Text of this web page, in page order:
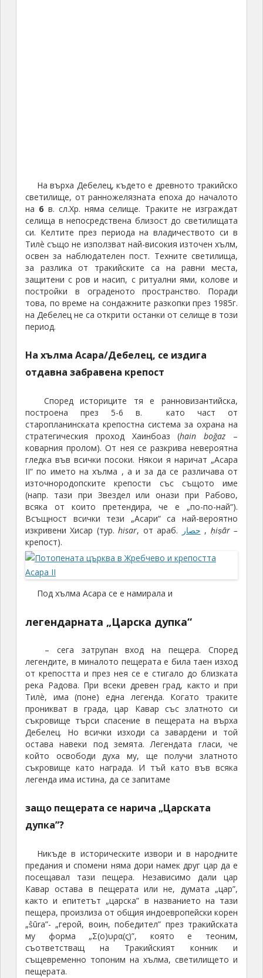
На върха Дебелец, където е древното тракийско
светилище, от ранножелязната епоха до началото
на 6 в. сл.Хр. няма селище. Траките не изграждат
селища в непосредствена близост до светилищата
си. Келтите през периода на владичеството си в
Тилè също не използват най-високия източен хълм,
освен за наблюдателен пост. Техните светилища,
за разлика от тракийските са на равни места,
защитени с ров и насип, с ритуални ями, колове и
постройки в ограденото пространство. Поради
това, по време на сондажните разкопки през 1985г.
на Дебелец не са открити останки от селище в този
период.
На хълма Асара/Дебелец, се издига
отдавна забравена крепост
Според историците тя е ранновизантийска,
построена през 5-6 в. като част от
старопланинската крепостна система за охрана на
стратегическия проход Хаинбоаз (hain boğaz –
коварния пролом). От нея се разкрива невероятна
гледка във всички посоки. Някои я наричат „Асара
II“ по името на хълма , а и за да се различава от
източнородопските крепости със същото име
(напр. тази при Звездел или онази при Рабово,
всяка от които претендира, че е „по-по-най“).
Всъщност всички тези „Асари“ са най-вероятно
изкривени Хисар (тур.hisar, от араб. حصار , ḥiṣār –
крепост).
Под хълма Асара се е намирала и
легендарната „Царска дупка“
– сега затрупан вход на пещера. Според
легендите, в миналото пещерата е била таен изход
от крепостта и през нея се е стигало до близката
река Радова. При всеки древен град, както и при
Тилè, има (поне) една легенда. Когато траките
проникват в града, цар Кавар със златното си
съкровище търси спасение в пещерата на върха
Дебелец. Но всички изходи са завардени и той
остава навеки под земята. Легендата гласи, че
който освободи духа му, ще получи златното
съкровище като награда. И тъй като във всяка
легенда има истина, да се запитаме
защо пещерата се нарича „Царската
дупка”?
Никъде в историческите извори и в народните
предания и спомени няма дори намек друг цар да е
посещавал тази пещера. Независимо дали цар
Кавар остава в пещерата или не, думата „цар”,
както и епитетът „царска” в названието на тази
пещера, произлиза от общия индоевропейски корен
„ŝūra”- „герой, воин, победител” през тракийската
му форма „Σ(ο)υρα(ς)”, която е теоним,
съответстващ на Тракийският конник и
същевременно топоним на хълма, светилището и
пещерата.